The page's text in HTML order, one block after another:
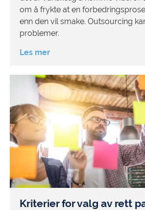
om å frykte at en
enn den vil smake. Outsourcing
problemer.
Les mer
Kriterier for valg av rett